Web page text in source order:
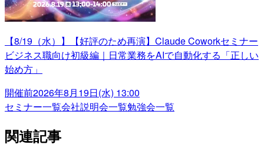
【8/19（水）】【好評のため再演】Claude Coworkセミナー
ビジネス職向け初級編｜日常業務をAIで自動化する「正しい
始め方」
開催前2026年8月19日(水) 13:00
セミナー一覧会社説明会一覧勉強会一覧
関連記事